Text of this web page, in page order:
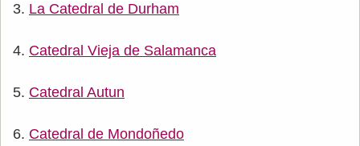
La Catedral de Durham
Catedral Vieja de Salamanca
Catedral Autun
Catedral de Mondoñedo